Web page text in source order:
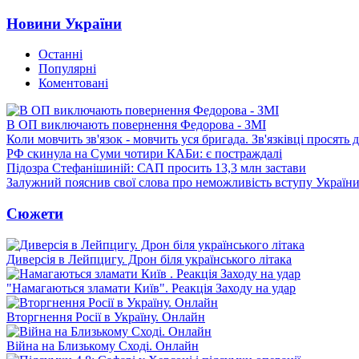
Новини України
Останні
Популярні
Коментовані
В ОП виключають повернення Федорова - ЗМІ
Коли мовчить зв'язок - мовчить уся бригада. Зв'язківці просять
РФ скинула на Суми чотири КАБи: є постраждалі
Підозра Стефанішиній: САП просить 13,3 млн застави
Залужний пояснив свої слова про неможливість вступу
Сюжети
Диверсія в Лейпцигу. Дрон біля українського літака
"Намагаються зламати Київ". Реакція Заходу на удар
Вторгнення Росії в Україну. Онлайн
Війна на Близькому Сході. Онлайн